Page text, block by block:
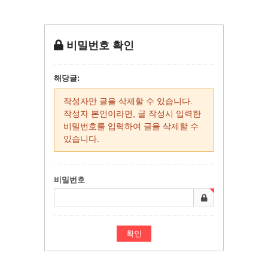
비밀번호 확인
해당글:
작성자만 글을 삭제할 수 있습니다.
작성자 본인이라면, 글 작성시 입력한
비밀번호를 입력하여 글을 삭제할 수
있습니다.
비밀번호